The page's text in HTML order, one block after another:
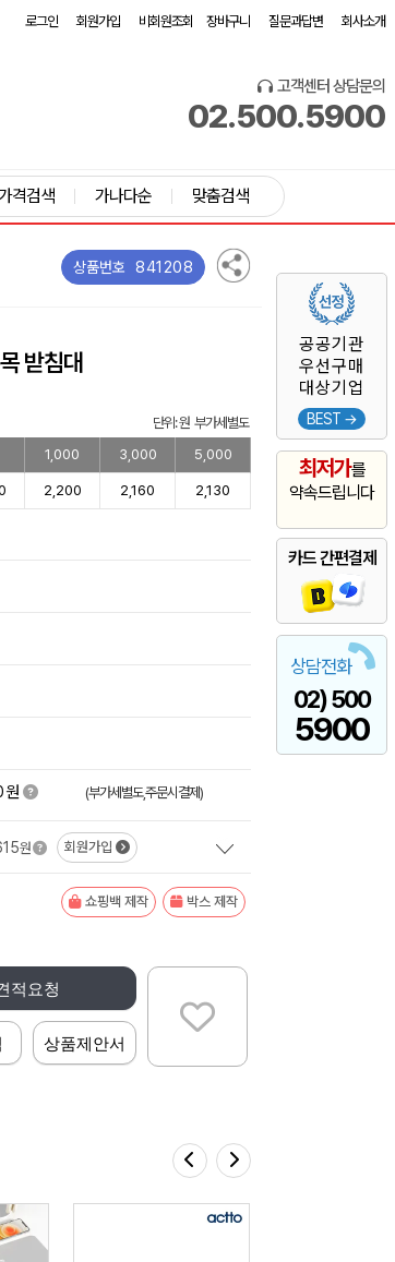
로그인 회원가입 비회원조회 장바구니 질문과답변 회사소개
고객센터 상담문의
02.500.5900
공공기관
우선구매
대상기업
BEST →
최저가를
약속드립니다
카드 간편결제
상담전화
02) 500
5900
격검색 가나다순 맞춤검색
상품번호 841208
받침대
단위: 원 부가세별도
1,000 3,000 5,000
2,200 2,160 2,130
원 (부가세별도,주문시결제)
원 회원가입
쇼핑백 제작 박스 제작
적요청
상품제안서